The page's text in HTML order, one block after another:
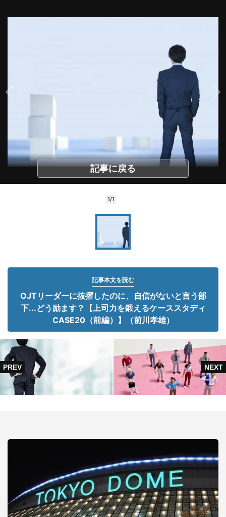
記事に戻る
1/1
記事本文を読む
OJTリーダーに抜擢したのに、自信がないと言う部
下...どう励ます？【上司力を鍛えるケーススタディ
CASE20（前編）】（前川孝雄）